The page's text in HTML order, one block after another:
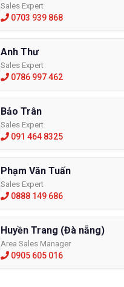
Sales Expert
0703 939 868
Anh Thư
Sales Expert
0786 997 462
Bảo Trân
Sales Expert
091 464 8325
Phạm Văn Tuấn
Sales Expert
0888 149 686
Huyền Trang (Đà nẵng)
Area Sales Manager
0905 605 016